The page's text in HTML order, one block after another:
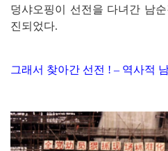
덩샤오핑이 선전을 다녀간 남
진되었다.
그래서 찾아간 선전 ! – 역사적